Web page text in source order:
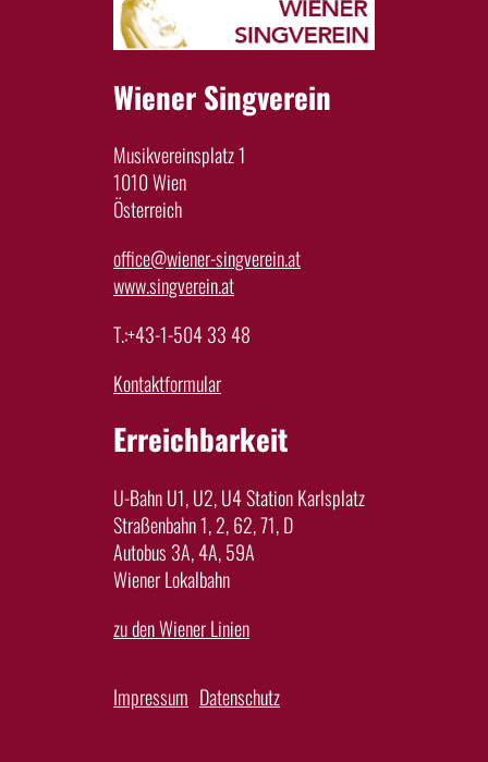
Wiener Singverein
Musikvereinsplatz 1
1010 Wien
Österreich
office@wiener-singverein.at
www.singverein.at
T.:+43-1-504 33 48
Kontaktformular
Erreichbarkeit
U-Bahn U1, U2, U4 Station Karlsplatz
Straßenbahn 1, 2, 62, 71, D
Autobus 3A, 4A, 59A
Wiener Lokalbahn
zu den Wiener Linien
Impressum Datenschutz